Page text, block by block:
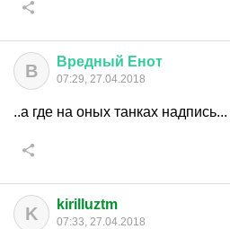
В Вредный Енот
07:29, 27.04.2018
..а где на оных танках
K kirilluztm
07:33, 27.04.2018